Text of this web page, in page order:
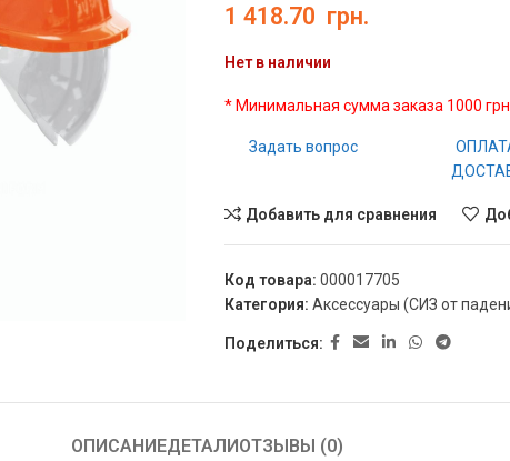
1 418.70 грн.
Нет в наличии
* Минимальная сумма заказа 1000 грн.
Задать вопрос
Добавить для сравнения
Код товара: 000017705
Категория: Аксессуары (СИЗ от
Поделиться:
ОПИСАНИЕДЕТАЛИОТЗЫВЫ (0)